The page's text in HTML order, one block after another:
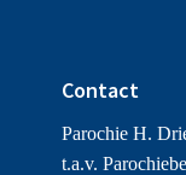
Contact
Parochie H.
t.a.v.